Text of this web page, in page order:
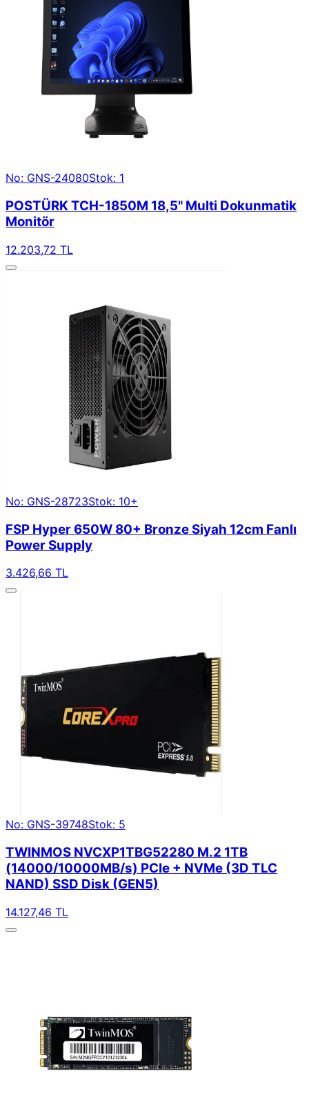
No: GNS-24080Stok: 1
POSTÜRK TCH-1850M 18,5" Multi Dokunmatik
Monitör
12.203,72 TL
No: GNS-28723Stok: 10+
FSP Hyper 650W 80+ Bronze Siyah 12cm Fanlı
Power Supply
3.426,66 TL
No: GNS-39748Stok: 5
TWINMOS NVCXP1TBG52280 M.2 1TB
(14000/10000MB/s) PCIe + NVMe (3D TLC
NAND) SSD Disk (GEN5)
14.127,46 TL